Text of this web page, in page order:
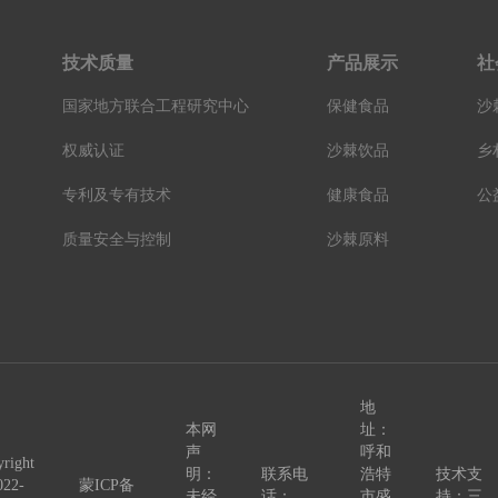
技术质量
国家地方联合工程研究中心
权威认证
专利及专有技术
质量安全与控制
产品展示
保健食品
沙棘饮品
健康食品
沙棘原料
社
沙
乡
公
蒙ICP备
本网
声
明：
联系电
地
址：
呼和
浩特
技术支